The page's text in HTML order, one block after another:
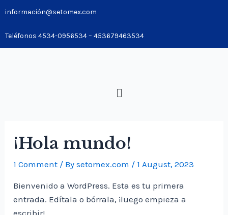
información@setomex.com
Teléfonos 4534-0956534 – 453679463534
¡Hola mundo!
1 Comment / Bysetomex.com / 1 August, 2023
Bienvenido a WordPress. Esta es tu primera
entrada. Edítala o bórrala, ¡luego empieza a